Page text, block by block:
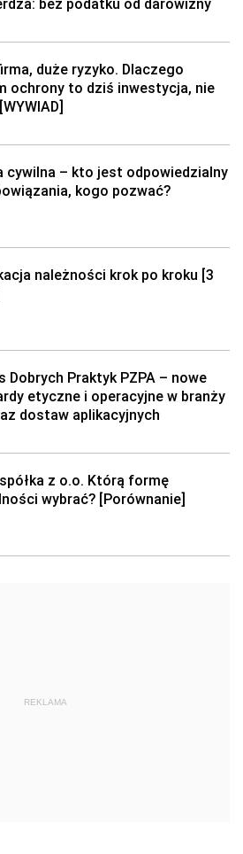
bez podatku od darowizny
duże ryzyko. Dlaczego
ochrony to dziś inwestycja, nie
cywilna – kto jest odpowiedzialny
kogo pozwać?
należności krok po kroku [3
Dobrych Praktyk PZPA – nowe
etyczne i operacyjne w branży
dostaw aplikacyjnych
z o.o. Którą formę
wybrać? [Porównanie]
REKLAMA